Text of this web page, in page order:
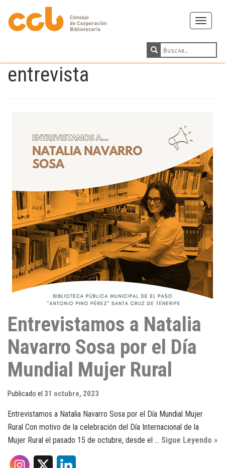
Toggle
entrevista
Entrevistamos a Natalia
Navarro Sosa por el Día
Mundial Mujer Rural
Publicado el 31 octubre, 2023
Entrevistamos a Natalia Navarro Sosa por el Día Mundial Mujer
Rural Con motivo de la celebración del Día Internacional de la
Mujer Rural el pasado 15 de octubre, desde el … Sigue Leyendo »